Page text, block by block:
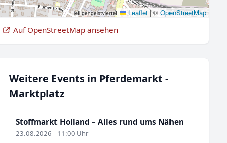
Leaflet |© OpenStreetMap
Auf OpenStreetMap ansehen
Weitere Events in Pferdemarkt -
Marktplatz
Stoffmarkt Holland – Alles rund ums Nähen
23.08.2026 - 11:00 Uhr